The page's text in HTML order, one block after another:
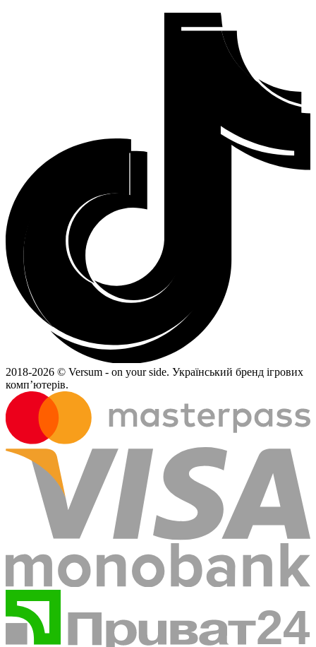
2018-2026 © Versum - on your side. Український бренд ігрових
комп’ютерів.